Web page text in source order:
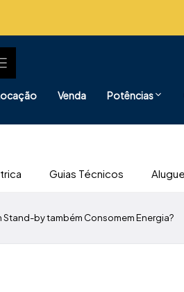
Venda Potências
Guias Técnicos
Stand-by também Consomem Energia?